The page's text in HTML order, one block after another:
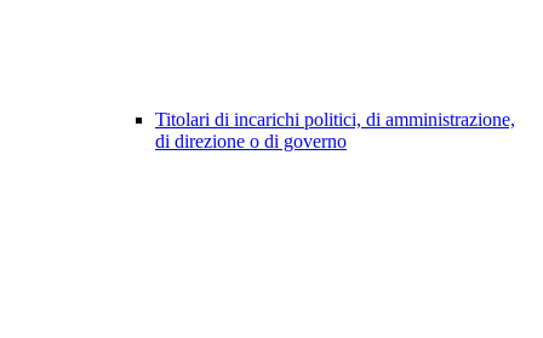
Titolari di incarichi politici, di amministrazione,
di direzione o di governo